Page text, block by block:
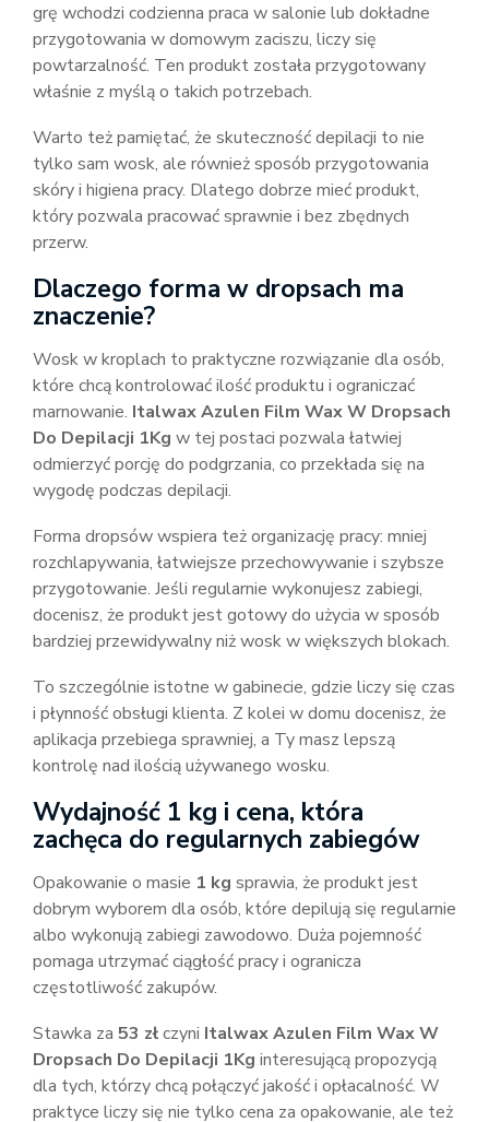
grę wchodzi codzienna praca w salonie lub dokładne
przygotowania w domowym zaciszu, liczy się
powtarzalność. Ten produkt została przygotowany
właśnie z myślą o takich potrzebach.
Warto też pamiętać, że skuteczność depilacji to nie
tylko sam wosk, ale również sposób przygotowania
skóry i higiena pracy. Dlatego dobrze mieć produkt,
który pozwala pracować sprawnie i bez zbędnych
przerw.
Dlaczego forma w dropsach ma
znaczenie?
Wosk w kroplach to praktyczne rozwiązanie dla osób,
które chcą kontrolować ilość produktu i ograniczać
marnowanie. Italwax Azulen Film Wax W Dropsach
Do Depilacji 1Kg w tej postaci pozwala łatwiej
odmierzyć porcję do podgrzania, co przekłada się na
wygodę podczas depilacji.
Forma dropsów wspiera też organizację pracy: mniej
rozchlapywania, łatwiejsze przechowywanie i szybsze
przygotowanie. Jeśli regularnie wykonujesz zabiegi,
docenisz, że produkt jest gotowy do użycia w sposób
bardziej przewidywalny niż wosk w większych blokach.
To szczególnie istotne w gabinecie, gdzie liczy się czas
i płynność obsługi klienta. Z kolei w domu docenisz, że
aplikacja przebiega sprawniej, a Ty masz lepszą
kontrolę nad ilością używanego wosku.
Wydajność 1 kg i cena, która
zachęca do regularnych zabiegów
Opakowanie o masie 1 kg sprawia, że produkt jest
dobrym wyborem dla osób, które depilują się regularnie
albo wykonują zabiegi zawodowo. Duża pojemność
pomaga utrzymać ciągłość pracy i ogranicza
częstotliwość zakupów.
Stawka za 53 złczyni Italwax Azulen Film Wax W
Dropsach Do Depilacji 1Kg interesującą propozycją
dla tych, którzy chcą połączyć jakość i opłacalność. W
praktyce liczy się nie tylko cena za opakowanie, ale też